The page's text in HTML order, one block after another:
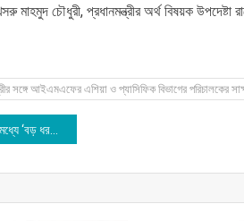
মাহমুদ চৌধুরী, প্রধানমন্ত্রীর অর্থ বিষয়ক
সঙ্গে আইএমএফের এশিয়া ও প্যাসিফিক বিভাগের পরিচালকের
ট্রাম্প, ইরানের অস্বীকার